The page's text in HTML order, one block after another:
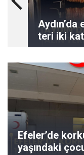
Aydın’da
teri iki
Efeler’de
yaşındaki